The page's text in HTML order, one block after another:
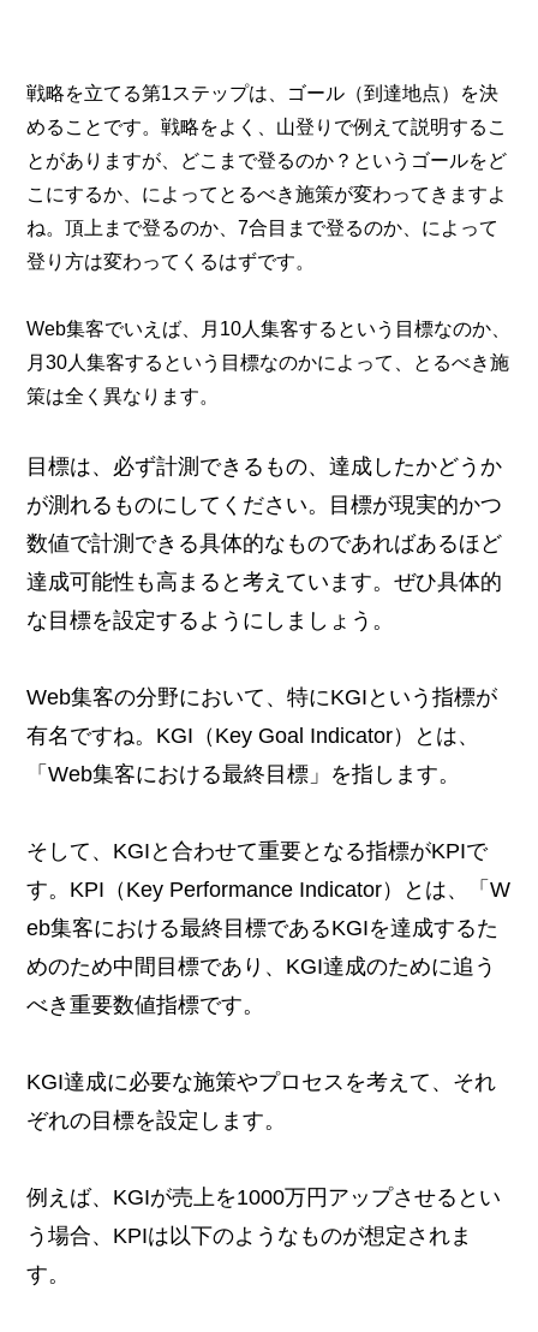
戦略を立てる第1ステップは、ゴール（到達地点）を決
めることです。戦略をよく、山登りで例えて説明するこ
とがありますが、どこまで登るのか？というゴールをど
こにするか、によってとるべき施策が変わってきますよ
ね。頂上まで登るのか、7合目まで登るのか、によって
登り方は変わってくるはずです。
Web集客でいえば、月10人集客するという目標なのか、
月30人集客するという目標なのかによって、とるべき施
策は全く異なります。
目標は、必ず計測できるもの、達成したかどうか
が測れるものにしてください。目標が現実的かつ
数値で計測できる具体的なものであればあるほど
達成可能性も高まると考えています。ぜひ具体的
な目標を設定するようにしましょう。
Web集客の分野において、特にKGIという指標が
有名ですね。KGI（Key Goal Indicator）とは、
「Web集客における最終目標」を指します。
そして、KGIと合わせて重要となる指標がKPIで
す。KPI（Key Performance Indicator）とは、「W
eb集客における最終目標であるKGIを達成するた
めのため中間目標であり、KGI達成のために追う
べき重要数値指標です。
KGI達成に必要な施策やプロセスを考えて、それ
ぞれの目標を設定します。
例えば、KGIが売上を1000万円アップさせるとい
う場合、KPIは以下のようなものが想定されま
す。